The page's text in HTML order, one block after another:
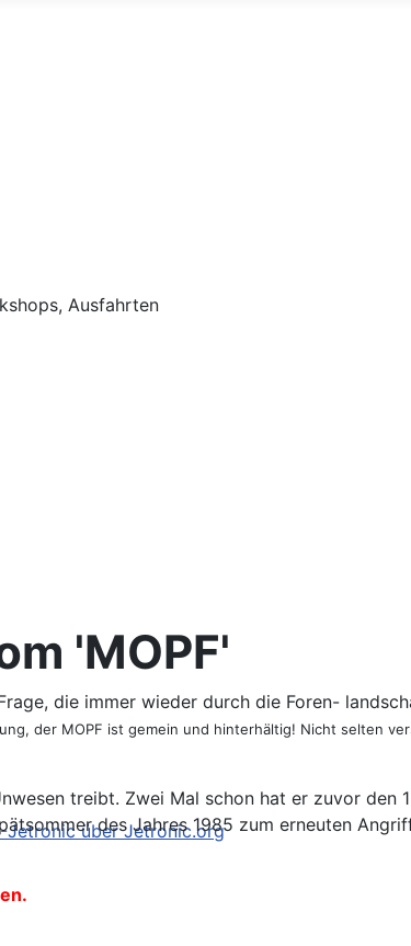
über Jetronic.org
'MOPF'
die immer wieder durch die Foren-
der MOPF ist gemein und hinterhältig! Nicht selten
treibt. Zwei Mal schon hat er zuvor den
des Jahres 1985 zum erneuten